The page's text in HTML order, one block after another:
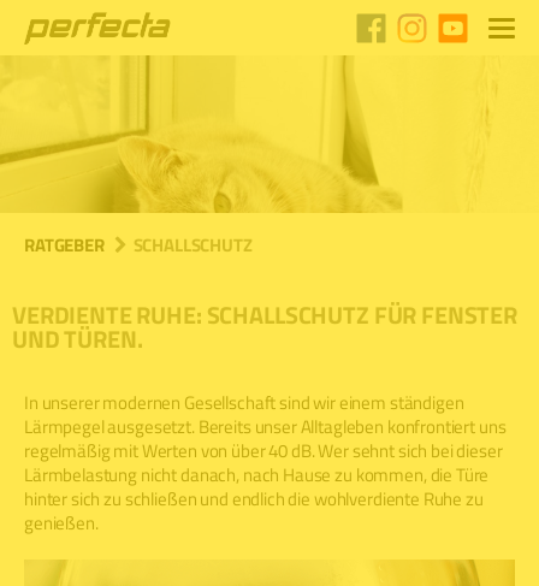
RATGEBER SCHALLSCHUTZ
VERDIENTE RUHE: SCHALLSCHUTZ FÜR FENSTER
UND TÜREN.
In unserer modernen Gesellschaft sind wir einem ständigen
Lärmpegel ausgesetzt. Bereits unser Alltagleben konfrontiert uns
regelmäßig mit Werten von über 40 dB. Wer sehnt sich bei dieser
Lärmbelastung nicht danach, nach Hause zu kommen, die Türe
hinter sich zu schließen und endlich die wohlverdiente Ruhe zu
genießen.